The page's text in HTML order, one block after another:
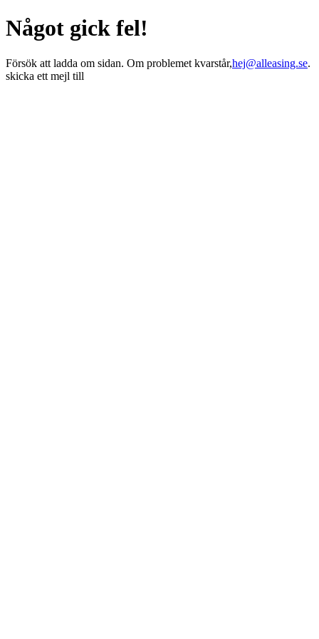
Något gick fel!
Försök att ladda om sidan. Om problemet kvarstår,hej@alleasing.se.
skicka ett mejl till